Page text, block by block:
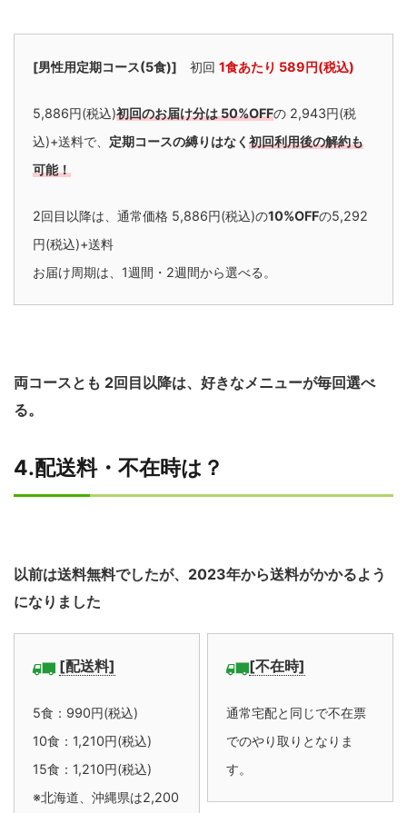
[男性用定期コース(5食)] 初回 1食あたり 589円(税込)
5,886円(税込)初回のお届け分は 50%OFFの 2,943円(税
込)+送料で、 定期コースの縛りはなく 初回利用後の解約も
可能！
2回目以降は、通常価格 5,886円(税込)の10%OFFの5,292
円(税込)+送料
お届け周期は、1週間・2週間から選べる。
両コースとも 2回目以降は、好きなメニューが毎回選べ
る。
4.配送料・不在時は？
以前は送料無料でしたが、2023年から送料がかかるよう
になりました
[配送料]
5食：990円(税込)
10食：1,210円(税込)
15食：1,210円(税込)
※北海道、沖縄県は2,200
[不在時]
通常宅配と同じで不在票
でのやり取りとなりま
す。